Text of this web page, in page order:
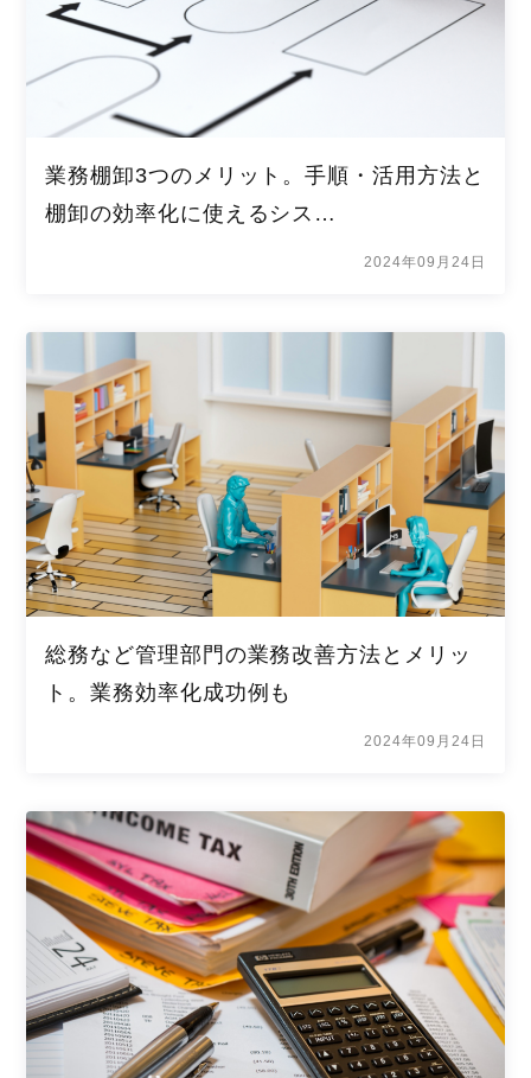
業務棚卸3つのメリット。手順・活用方法と
棚卸の効率化に使えるシス…
2024年09月24日
総務など管理部門の業務改善方法とメリッ
ト。業務効率化成功例も
2024年09月24日